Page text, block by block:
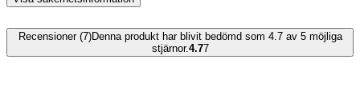
Recensioner (7)Denna produkt har blivit bedömd som 4.7 av 5 möjliga
stjärnor.4.77